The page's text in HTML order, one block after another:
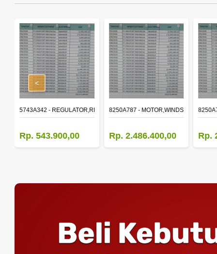
DOOR WINDOW,LH
5743A342 - REGULATOR,RR DOOR WINDOW,RH
Rp. 543.900,00
8250A787 - MOTOR,WINDSHIELD
Rp. 2.486.400,00 Rp.
<